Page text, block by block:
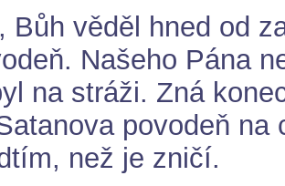
Bůh věděl hned od
Našeho Pána
na stráži. Zná
povodeň
než je zničí.